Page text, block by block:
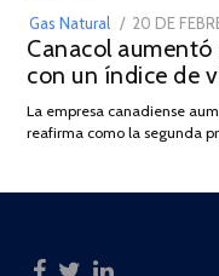
Gas Natural
POSTED
ON
20 DE
Canacol aumentó
con un índice de
La empresa canadiense
reafirma como la segunda